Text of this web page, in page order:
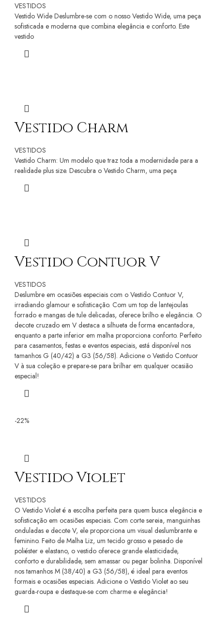
VESTIDOS
Vestido Wide Deslumbre-se com o nosso Vestido Wide, uma peça
sofisticada e moderna que combina elegância e conforto. Este
vestido
Vestido Charm
VESTIDOS
Vestido Charm: Um modelo que traz toda a modernidade para a
realidade plus size. Descubra o Vestido Charm, uma peça
Vestido Contuor V
VESTIDOS
Deslumbre em ocasiões especiais com o Vestido Contuor V,
irradiando glamour e sofisticação. Com um top de lantejoulas
forrado e mangas de tule delicadas, oferece brilho e elegância. O
decote cruzado em V destaca a silhueta de forma encantadora,
enquanto a parte inferior em malha proporciona conforto. Perfeito
para casamentos, festas e eventos especiais, está disponível nos
tamanhos G (40/42) a G3 (56/58). Adicione o Vestido Contuor
V à sua coleção e prepare-se para brilhar em qualquer ocasião
especial!
-22%
Vestido Violet
VESTIDOS
O Vestido Violet é a escolha perfeita para quem busca elegância e
sofisticação em ocasiões especiais. Com corte sereia, manguinhas
onduladas e decote V, ele proporciona um visual deslumbrante e
feminino. Feito de Malha Liz, um tecido grosso e pesado de
poliéster e elastano, o vestido oferece grande elasticidade,
conforto e durabilidade, sem amassar ou pegar bolinha. Disponível
nos tamanhos M (38/40) a G3 (56/58), é ideal para eventos
formais e ocasiões especiais. Adicione o Vestido Violet ao seu
guarda-roupa e destaque-se com charme e elegância!